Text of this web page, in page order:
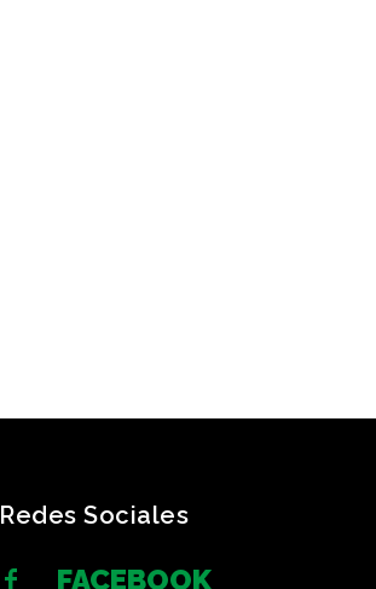
Redes Sociales
FACEBOOK